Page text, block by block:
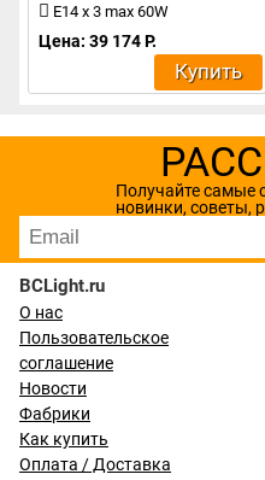
E14 x 3 max 60W
Цена: 39 174 Р.
Купить
Получайте самые
новинки, советы,
BCLight.ru
О нас
Пользовательское
соглашение
Новости
Фабрики
Как купить
Оплата / Доставка